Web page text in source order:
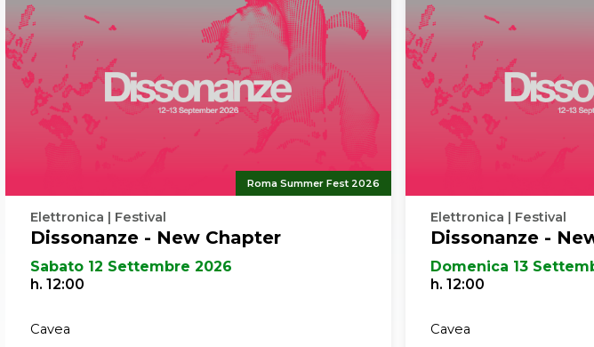
utilizzato in fase di acquisto, senza la
rimborso;
Gli spettatori che hanno acquistato il
Parco della Musica Ennio Morricone
muniti del biglietto per ottenerne il
Roma Summer Fest 2026
Elettronica | Festival
Dissonanze - New Chapter
Sabato 12 Settembre 2026
h. 12:00
Cavea
Elettronica | Festival
Dissonanze -
Domenica 13
h. 12:00
Cavea